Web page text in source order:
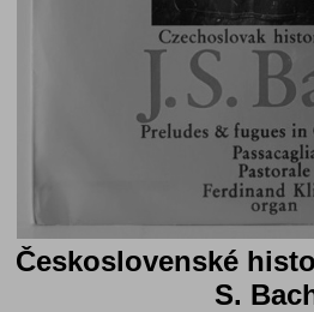
Československé
S.